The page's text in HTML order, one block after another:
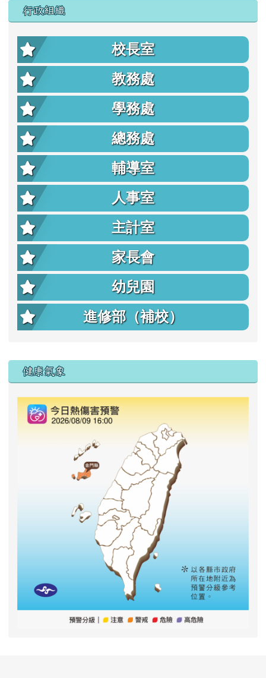
行政組織
校長室
教務處
學務處
總務處
輔導室
人事室
主計室
家長會
幼兒園
進修部（補校）
右邊區域內容
健康氣象